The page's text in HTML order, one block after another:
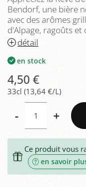
Bendorf, une bière
avec des arômes
d'Alpage, ragoûts et
détail
en stock
4,50 €
33cl (13,64 €/L)
- +
Ce produit vous
en savoir